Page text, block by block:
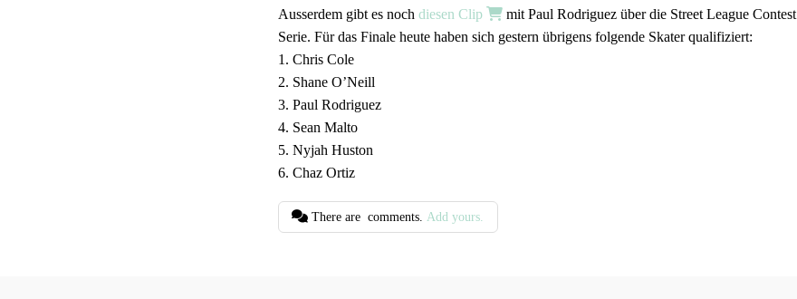
Ausserdem gibt es noch diesen Clip
mit Paul Rodriguez über die Street League Contest
Serie. Für das Finale heute haben sich gestern übrigens folgende Skater qualifiziert:
1. Chris Cole
2. Shane O’Neill
3. Paul Rodriguez
4. Sean Malto
5. Nyjah Huston
6. Chaz Ortiz
There are comments.Add yours.